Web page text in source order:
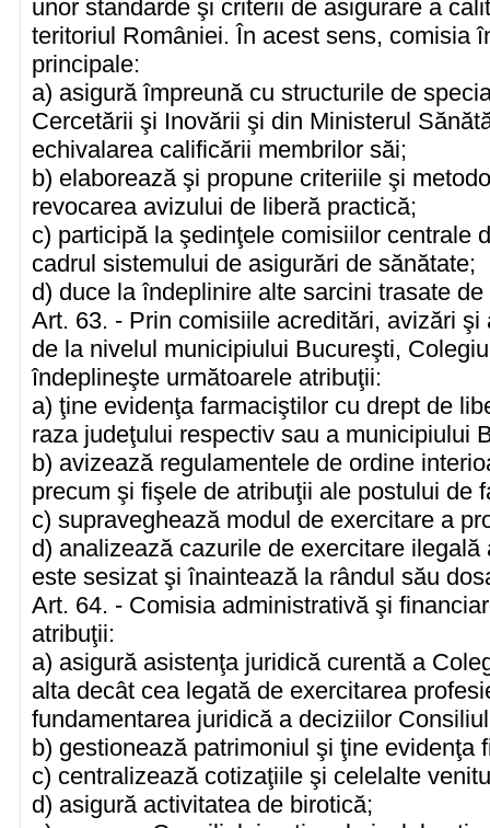
unor standarde şi criterii de asigurare a
teritoriul României. În acest sens, comisia
principale:
a) asigură împreună cu structurile de
Cercetării şi Inovării şi din Ministerul
echivalarea calificării membrilor săi;
b) elaborează şi propune criteriile şi
revocarea avizului de liberă practică;
c) participă la şedinţele comisiilor centrale
cadrul sistemului de asigurări de sănătate;
d) duce la îndeplinire alte sarcini trasate
Art. 63. - Prin comisiile acreditări, avizări
de la nivelul municipiului Bucureşti,
îndeplineşte următoarele atribuţii:
a) ţine evidenţa farmaciştilor cu drept de
raza judeţului respectiv sau a municipiului
b) avizează regulamentele de ordine
precum şi fişele de atribuţii ale postului de
c) supraveghează modul de exercitare a
d) analizează cazurile de exercitare
este sesizat şi înaintează la rândul său
Art. 64. - Comisia administrativă şi
atribuţii:
a) asigură asistenţa juridică curentă a
alta decât cea legată de exercitarea
fundamentarea juridică a deciziilor
b) gestionează patrimoniul şi ţine evidenţa
c) centralizează cotizaţiile şi celelalte
d) asigură activitatea de birotică;